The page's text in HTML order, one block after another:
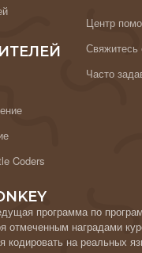
Coders
Центр
Свяжитесь
Часто
программа по
отмеченным наградами
кодировать на реальных